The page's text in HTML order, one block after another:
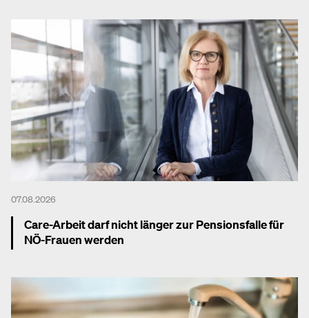
07.08.2026
Care-Arbeit darf nicht länger zur Pensionsfalle für
NÖ-Frauen werden